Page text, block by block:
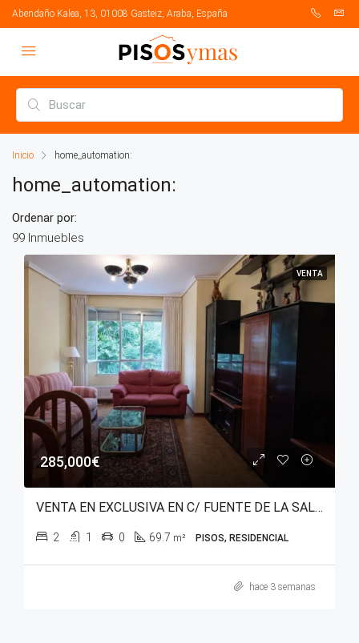
Abendaño Kalea, 13, 01008 Gasteiz, Araba, España
Inicio home_automation:
home_automation:
99 Inmuebles
Ordenar por:
VENTA
285,000€
VENTA EN EXCLUSIVA EN C/ FUENTE DE LA SALUD – SANTA LUCÍA
2 1 0 69.7 m² PISOS, RESIDENCIAL
hace 3 semanas